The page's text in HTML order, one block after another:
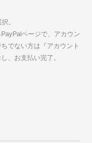
。
ページで、アカウン
でない方は『アカウント
、お支払い完了。